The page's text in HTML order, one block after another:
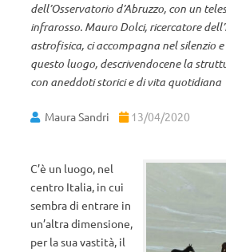
dell’Osservatorio d’Abruzzo, con un
infrarosso. Mauro Dolci, ricercatore
astrofisica, ci accompagna nel silenzio
questo luogo, descrivendocene la
con aneddoti storici e di vita quotidiana
Maura Sandri 13/04/2020
C’è un luogo, nel
centro Italia, in cui
sembra di entrare in
un’altra dimensione,
per la sua vastità, il